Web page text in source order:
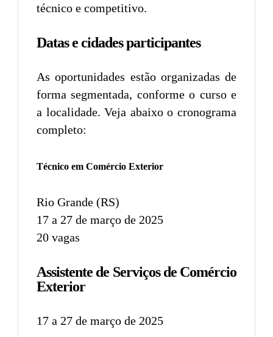
técnico e competitivo.
Datas e cidades participantes
As oportunidades estão organizadas de
forma segmentada, conforme o curso e
a localidade. Veja abaixo o cronograma
completo:
Técnico em Comércio Exterior
Rio Grande (RS)
17 a 27 de março de 2025
20 vagas
Assistente de Serviços de Comércio
Exterior
17 a 27 de março de 2025